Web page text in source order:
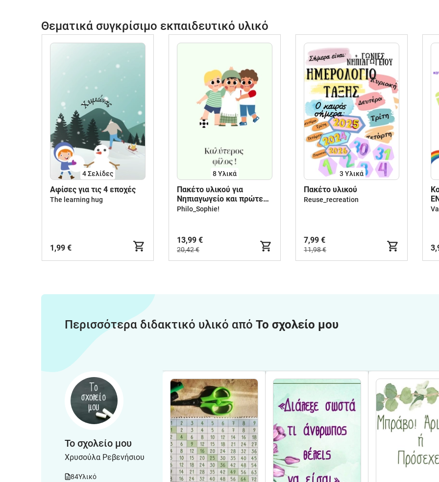
Θεματικά συγκρίσιμο εκπαιδευτικό υλικό
4Σελίδες
Aφίσες για τις 4 εποχές
The learning hug
1,99 €
8 Υλικά
Πακέτο υλικού για
Νηπιαγωγείο και πρώτες
τάξεις Δημοτικού.
Philo_Sophie!
13,99 €
20,42 €
3 Υλικά
Πακέτο υλικού
Reuse_recreation
7,99 €
11,98 €
Περισσότερα διδακτικό υλικό από Το σχολείο μου
Το σχολείο μου
Χρυσούλα Ρεβενήσιου
84Υλικό